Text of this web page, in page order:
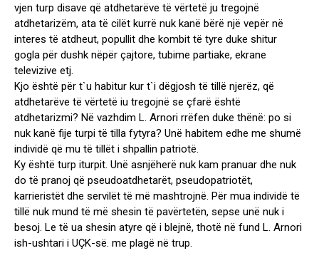
vjen turp disave që atdhetarëve të vërtetë ju tregojnë
atdhetarizëm, ata të cilët kurrë nuk kanë bërë një vepër në
interes të atdheut, popullit dhe kombit të tyre duke shitur
gogla për dushk nëpër çajtore, tubime partiake, ekrane
televizive etj.
Kjo është për t`u habitur kur t`i dëgjosh të tillë njerëz, që
atdhetarëve të vërtetë iu tregojnë se çfarë është
atdhetarizmi? Në vazhdim L. Arnori rrëfen duke thënë: po si
nuk kanë fije turpi të tilla fytyra? Unë habitem edhe me shumë
individë që mu të tillët i shpallin patriotë.
Ky është turp iturpit. Unë asnjëherë nuk kam pranuar dhe nuk
do të pranoj që pseudoatdhetarët, pseudopatriotët,
karrieristët dhe servilët të më mashtrojnë. Për mua individë të
tillë nuk mund të më shesin të pavërtetën, sepse unë nuk i
besoj. Le të ua shesin atyre që i blejnë, thotë në fund L. Arnori
ish-ushtari i UÇK-së. me plagë në trup.